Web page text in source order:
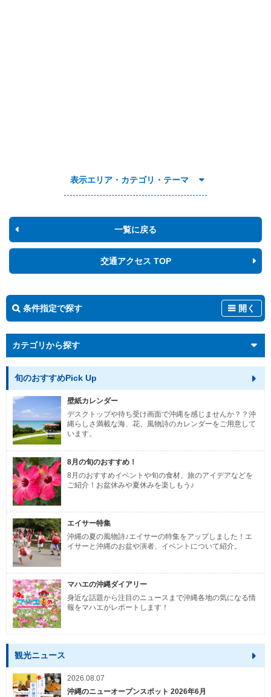
表示エリア・カテゴリ・テーマ
一覧に戻る
交通アクセス TOP
条件指定で探す 開く
カテゴリから探す
旬のおすすめPick Up
壁紙カレンダー
デスクトップや待ち受け画面で沖縄を感じませんか？？沖
縄らしさ満載な海、花、風物詩のカレンダーをご用意して
います。
8月の旬のおすすめ！
8月のおすすめイベントや旬の食材、旅のアイデアなどを
ご紹介！お盆休みや夏休みを楽しもう♪
エイサー特集
沖縄の夏の風物詩♪エイサーの特集をアップしました！エ
イサーと沖縄のお盆や演者、イベントについて紹介。
マハエの沖縄ダイアリー
身近な話題から注目のニュースまで沖縄各地の気になる情
報をマハエがレポートします！
観光ニュース
2026.08.07
沖縄のニューオープンスポット 2026年6月